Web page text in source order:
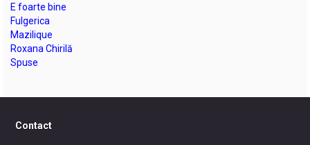
E foarte bine
Fulgerica
Mazilique
Roxana Chirilă
Spuse
Contact